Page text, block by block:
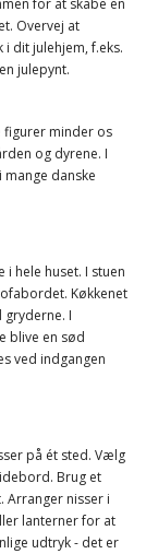
for at skabe en
Overvej at
dit julehjem, f.eks.
julepynt.
figurer minder os
og dyrene. I
danske
hele huset. I stuen
Køkkenet
I
blive en sød
ved indgangen
på ét sted. Vælg
Brug et
Arranger nisser i
lanterner for at
udtryk - det er